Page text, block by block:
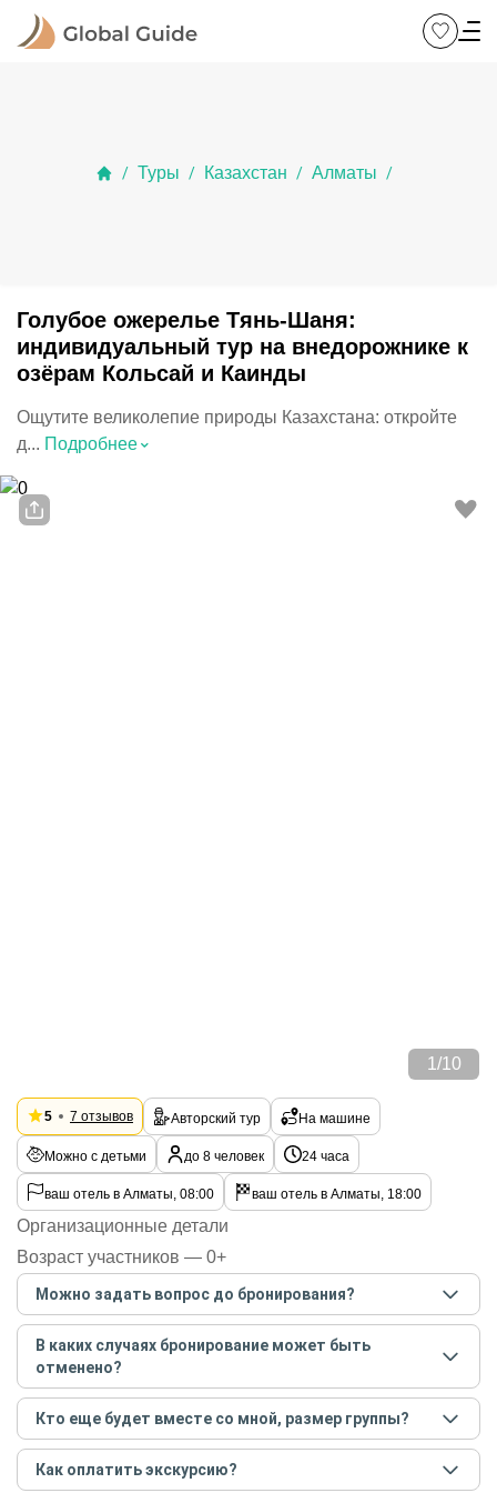
/ Туры / Казахстан / Алматы /
Голубое ожерелье Тянь-Шаня:
индивидуальный тур на внедорожнике к
озёрам Кольсай и Каинды
Ощутите великолепие природы Казахстана: откройте
д... Подробнее⌃
1 /10
5 7 отзывов Авторский тур На машине
Можно с детьми до 8 человек 24 часа
ваш отель в Алматы, 08:00 ваш отель в Алматы, 18:00
Организационные детали
Возраст участников — 0+
Можно задать вопрос до бронирования?
Достаточно перейти по ссылке «Задать вопрос» и
написать гиду. Платить при этом не нужно. Сначала
согласуйте с гидом интересующие вас вопросы и после
этого бронируйте экскурсию.Задать вопрос.
В каких случаях бронирование может быть
отменено?
Только в случае неблагоприятных погодных условий,
например, если экскурсия на кораблике, а по прогнозу
погоды аномально-сильный ветер. При этом гид
предупредит вас об отмене, а мы вернем предоплату на
карту. Во всех остальных случаях экскурсия состоится.
Кто еще будет вместе со мной, размер группы?
Если экскурсия индивидуальная, гид проведет встречу
только для вас и вашей компании. Если групповая — на
Как оплатить экскурсию?